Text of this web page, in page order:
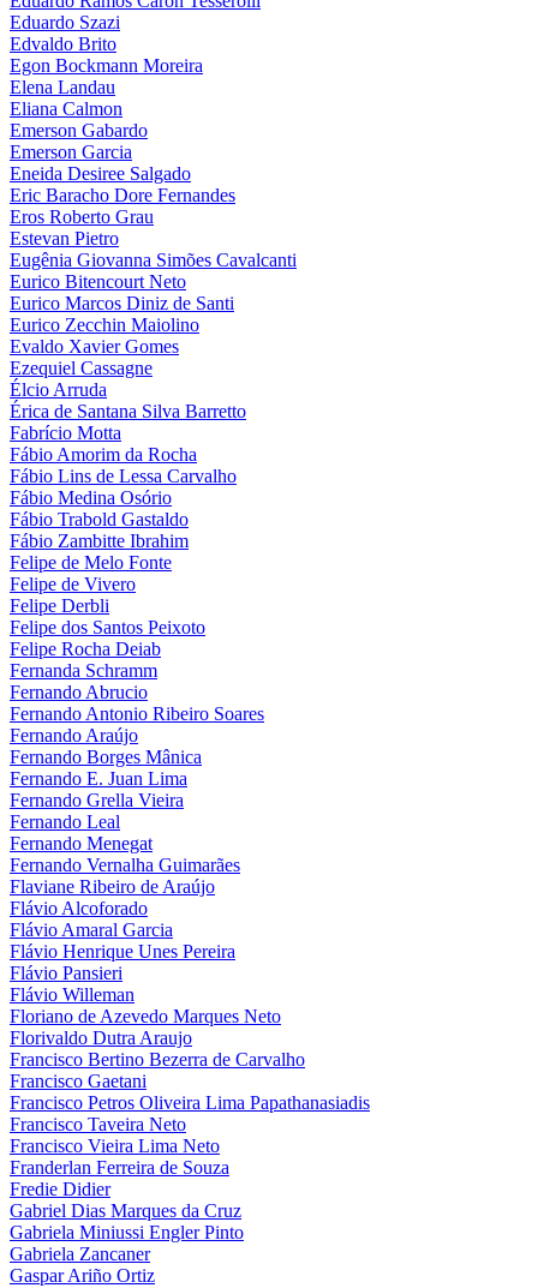
Eduardo Szazi
Edvaldo Brito
Egon Bockmann Moreira
Elena Landau
Eliana Calmon
Emerson Gabardo
Emerson Garcia
Eneida Desiree Salgado
Eric Baracho Dore Fernandes
Eros Roberto Grau
Estevan Pietro
Eugênia Giovanna Simões Cavalcanti
Eurico Bitencourt Neto
Eurico Marcos Diniz de Santi
Eurico Zecchin Maiolino
Evaldo Xavier Gomes
Ezequiel Cassagne
Élcio Arruda
Érica de Santana Silva Barretto
Fabrício Motta
Fábio Amorim da Rocha
Fábio Lins de Lessa Carvalho
Fábio Medina Osório
Fábio Trabold Gastaldo
Fábio Zambitte Ibrahim
Felipe de Melo Fonte
Felipe de Vivero
Felipe Derbli
Felipe dos Santos Peixoto
Felipe Rocha Deiab
Fernanda Schramm
Fernando Abrucio
Fernando Antonio Ribeiro Soares
Fernando Araújo
Fernando Borges Mânica
Fernando E. Juan Lima
Fernando Grella Vieira
Fernando Leal
Fernando Menegat
Fernando Vernalha Guimarães
Flaviane Ribeiro de Araújo
Flávio Alcoforado
Flávio Amaral Garcia
Flávio Henrique Unes Pereira
Flávio Pansieri
Flávio Willeman
Floriano de Azevedo Marques Neto
Florivaldo Dutra Araujo
Francisco Bertino Bezerra de Carvalho
Francisco Gaetani
Francisco Petros Oliveira Lima Papathanasiadis
Francisco Taveira Neto
Francisco Vieira Lima Neto
Franderlan Ferreira de Souza
Fredie Didier
Gabriel Dias Marques da Cruz
Gabriela Miniussi Engler Pinto
Gabriela Zancaner
Gaspar Ariño Ortiz